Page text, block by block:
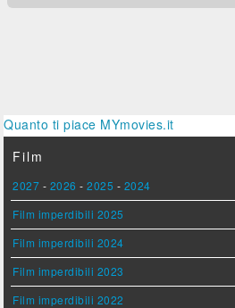
Quanto ti piace MYmovies.it
Film
2027 - 2026 -2025 - 2024
Film imperdibili 2025
Film imperdibili 2024
Film imperdibili 2023
Film imperdibili 2022